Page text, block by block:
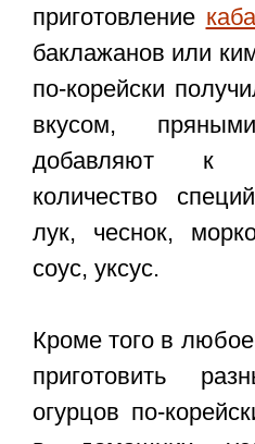
приготовление
баклажанов или
по-корейски
вкусом,
добавляют к
количество
лук, чеснок,
соус, уксус.
Кроме того в
приготовить
огурцов по-